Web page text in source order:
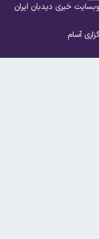
خبری دیدبان ایران
آسام